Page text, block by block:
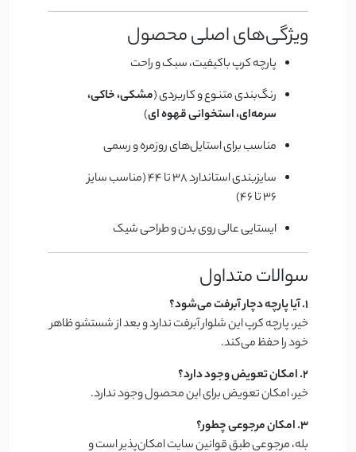
ویژگی‌های اصلی محصول
پارچه کرپ باکیفیت، سبک و راحت
رنگ‌بندی متنوع و کاربردی (مشکی، خاکی،
سرمه‌ای، استخوانیقهوه ای)
مناسب برای استایل‌های روزمره و رسمی
سایزبندی استاندارد 38 تا 44 (مناسب سایز
36 تا 46)
ایستایی عالی روی بدن و طراحی شیک
سوالات متداول
1. آیا پارچه دچار آبرفت می‌شود؟
خیر، پارچه کرپ این شلوار آبرفت ندارد و بعد از شستشو ظاهر
خود را حفظ می‌کند.
2. امکان تعویض وجود دارد؟
خیر، امکان تعویض برای این محصول وجود ندارد.
3. امکان مرجوعی چطور؟
بله، مرجوعی طبق قوانین سایت امکان‌پذیر است و